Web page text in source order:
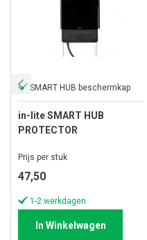
SMART HUB beschermkap
in-lite SMART HUB
PROTECTOR
Prijs per stuk
47,50
1-2 werkdagen
In Winkelwagen